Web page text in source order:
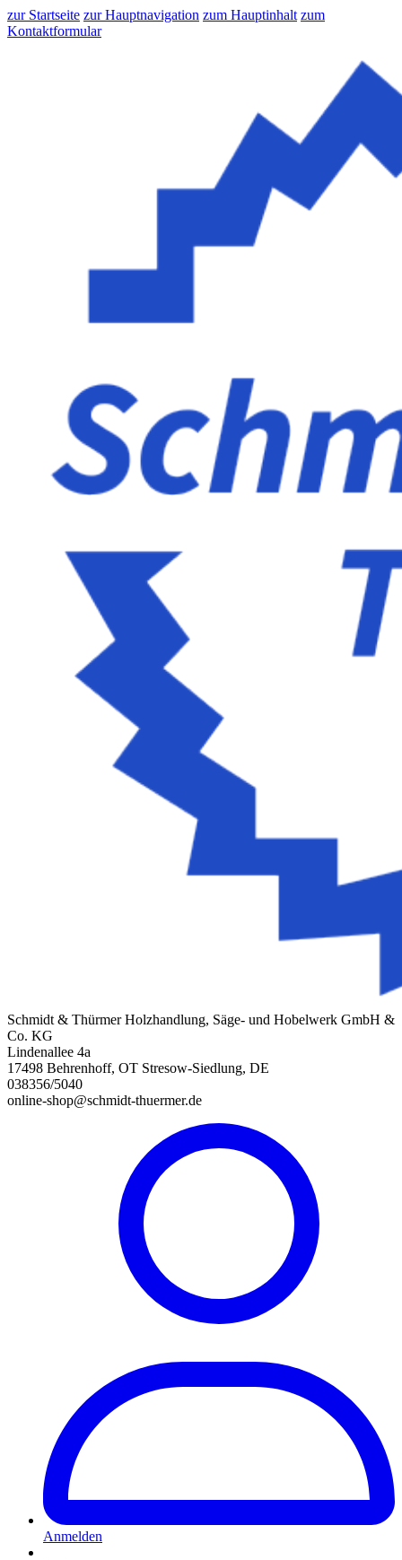
zur Startseite zur Hauptnavigation zum Hauptinhalt zum
Kontaktformular
Schmidt & Thürmer Holzhandlung, Säge- und Hobelwerk GmbH &
Co. KG
Lindenallee 4a
17498 Behrenhoff, OT Stresow-Siedlung, DE
038356/5040
online-shop@schmidt-thuermer.de
Anmelden